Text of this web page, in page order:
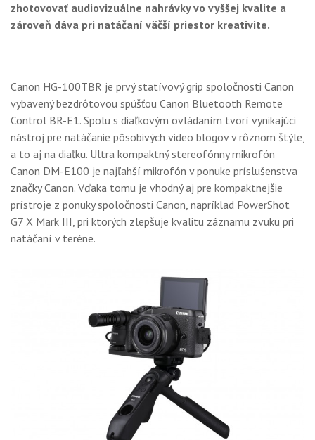
KALENDÁR AKCIÍ
zhotovovať audiovizuálne nahrávky vo vyššej kvalite a
zároveň dáva pri natáčaní väčší priestor kreativite.
Canon HG-100TBR je prvý statívový grip spoločnosti Canon
vybavený bezdrôtovou spúšťou Canon Bluetooth Remote
Control BR-E1. Spolu s diaľkovým ovládaním tvorí vynikajúci
nástroj pre natáčanie pôsobivých video blogov v rôznom štýle,
a to aj na diaľku. Ultra kompaktný stereofónny mikrofón
Canon DM-E100 je najľahší mikrofón v ponuke príslušenstva
značky Canon. Vďaka tomu je vhodný aj pre kompaktnejšie
prístroje z ponuky spoločnosti Canon, napríklad PowerShot
G7 X Mark III, pri ktorých zlepšuje kvalitu záznamu zvuku pri
natáčaní v teréne.